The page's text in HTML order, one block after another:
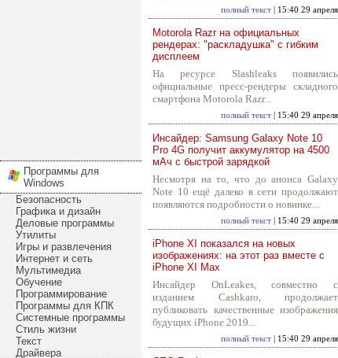
Программы для
Windows
Безопасность
Графика и дизайн
Деловые программы
Утилиты
Игры и развлечения
Интернет и сеть
Мультимедиа
Обучение
Программирование
Программы для КПК
Системные программы
Стиль жизни
Текст
Драйвера
полный текст | 15:40 29 апреля
Motorola Razr на официальных
рендерах: "раскладушка" с гибким
дисплеем
На ресурсе Slashleaks появились
официальные пресс-рендеры складного
смартфона Motorola Razr...
полный текст | 15:40 29 апреля
Инсайдер: Samsung Galaxy Note 10
Pro 4G получит аккумулятор на 4500
мАч с быстрой зарядкой
Несмотря на то, что до анонса Galaxy
Note 10 ещё далеко в сети продолжают
появляются подробности о новинке...
полный текст | 15:40 29 апреля
iPhone XI показался на новых
изображениях: на этот раз вместе с
iPhone XI Max
Инсайдер OnLeakes, совместно с
изданием Cashkaro, продолжает
публиковать качественные изображения
будущих iPhone 2019...
полный текст | 15:40 29 апреля